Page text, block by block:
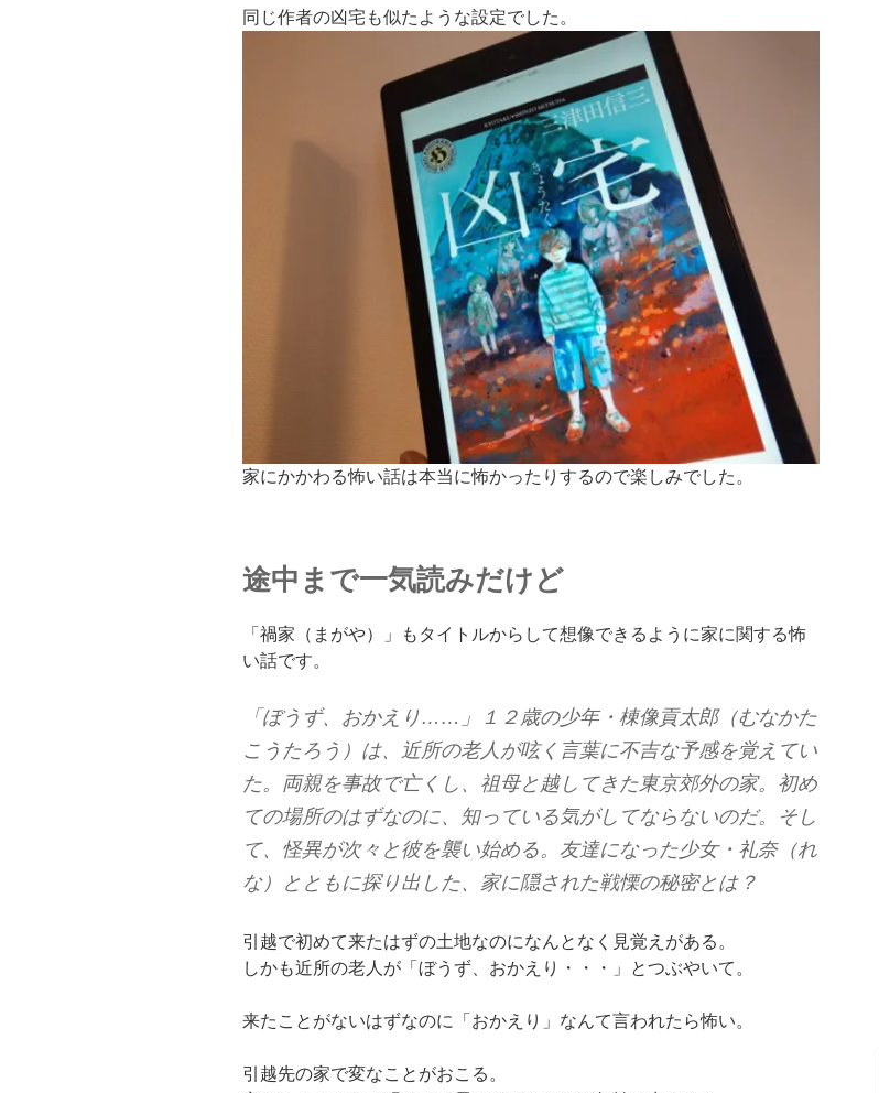
同じ作者の凶宅も似たような設定でした。
家にかかわる怖い話は本当に怖かったりするので楽しみでした。
途中まで一気読みだけど
「禍家（まがや）」もタイトルからして想像できるように家に関する怖
い話です。
「ぼうず、おかえり……」１２歳の少年・棟像貢太郎（むなかた
こうたろう）は、近所の老人が呟く言葉に不吉な予感を覚えてい
た。両親を事故で亡くし、祖母と越してきた東京郊外の家。初め
ての場所のはずなのに、知っている気がしてならないのだ。そし
て、怪異が次々と彼を襲い始める。友達になった少女・礼奈（れ
な）とともに探り出した、家に隠された戦慄の秘密とは？
引越で初めて来たはずの土地なのになんとなく見覚えがある。
しかも近所の老人が「ぼうず、おかえり・・・」とつぶやいて。
来たことがないはずなのに「おかえり」なんて言われたら怖い。
引越先の家で変なことがおこる。